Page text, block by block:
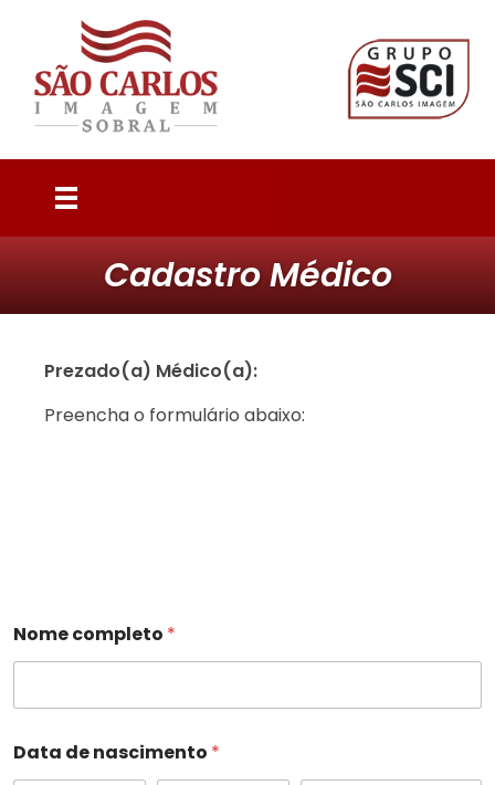
São Carlos Imagem Sobral
QUEM SOMOS
EQUIPE
ENSINO
Cadastro Médico
Prezado(a) Médico(a):
Preencha o formulário abaixo:
Nome completo *
Data de nascimento *